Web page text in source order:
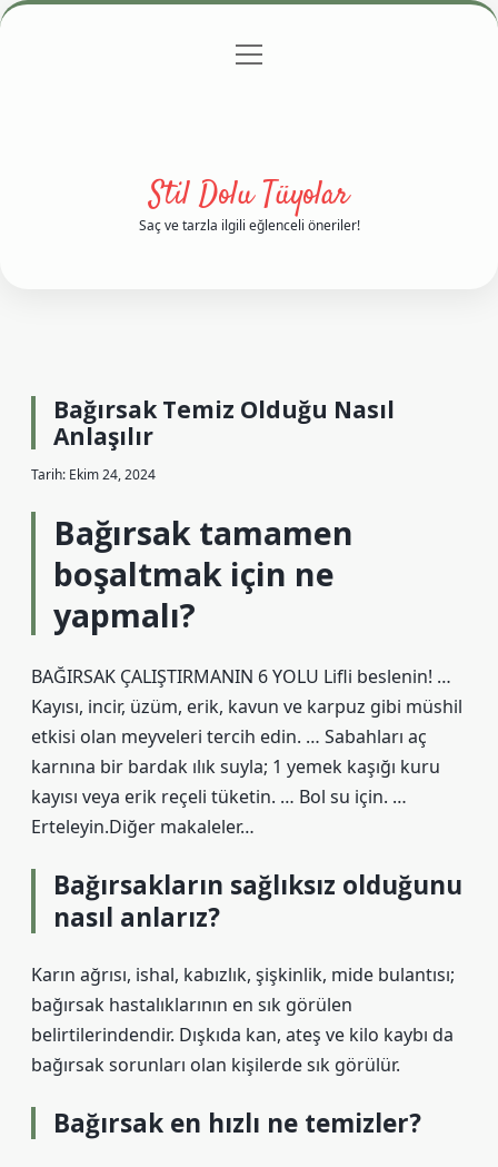
Gizlilik Politikası
menüyü
Stil Dolu Tüyolar
Saç ve tarzla ilgili eğlenceli öneriler!
Bağırsak Temiz Olduğu Nasıl
Anlaşılır
Tarih: Ekim 24, 2024
Bağırsak tamamen
boşaltmak için ne
yapmalı?
BAĞIRSAK ÇALIŞTIRMANIN 6 YOLU Lifli beslenin! …
Kayısı, incir, üzüm, erik, kavun ve karpuz gibi müshil
etkisi olan meyveleri tercih edin. … Sabahları aç
karnına bir bardak ılık suyla; 1 yemek kaşığı kuru
kayısı veya erik reçeli tüketin. … Bol su için. …
Erteleyin.Diğer makaleler…
Bağırsakların sağlıksız olduğunu
nasıl anlarız?
Karın ağrısı, ishal, kabızlık, şişkinlik, mide bulantısı;
bağırsak hastalıklarının en sık görülen
belirtilerindendir. Dışkıda kan, ateş ve kilo kaybı da
bağırsak sorunları olan kişilerde sık görülür.
Bağırsak en hızlı ne temizler?